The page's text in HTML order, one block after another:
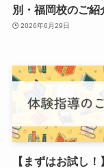
別・福岡校のご紹
2026年6月29日
【まずはお試し